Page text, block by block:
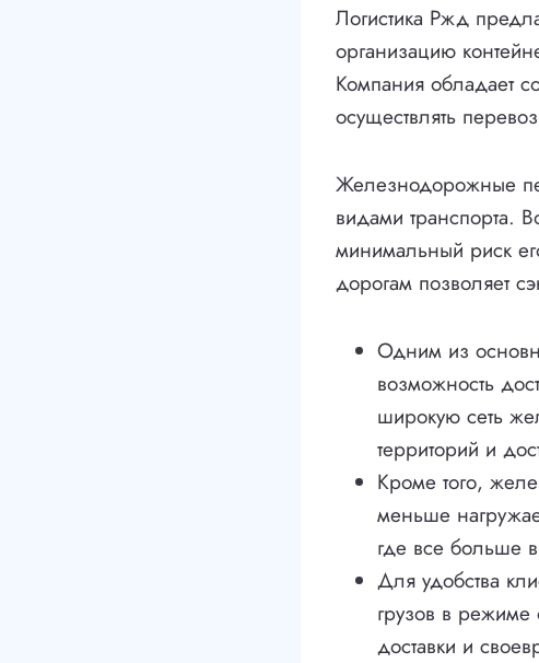
Логистика Ржд
организацию
Компания обладает
осуществлять
Железнодорожные
видами транспорта.
минимальный риск
дорогам позволяет
Одним из
возможность
широкую сеть
территорий и
Кроме того,
меньше
где все больше
Для удобства
грузов в режиме
доставки и